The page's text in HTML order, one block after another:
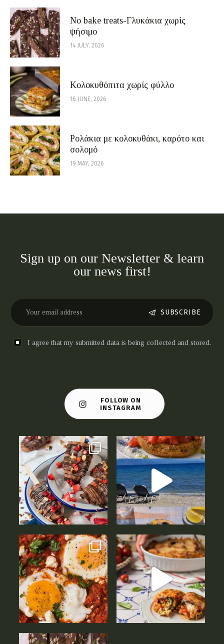
No bake treats-Γλυκάκια χωρίς
ψήσιμο
14 JULY, 2026
Κολοκυθόπιτα χωρίς φύλλο
16 JUNE, 2026
Ρολάκια με κολοκυθάκι, καρότο και
σολομό
19 MAY, 2026
Sign up on our Newsletter & learn
our news first!
SUBSCRIBE
I agree that my submitted data is being collected and stored.
FOLLOW ON
INSTAGRAM